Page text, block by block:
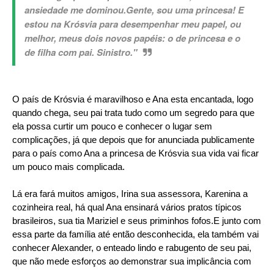
ansiedade me dominou.Gente, sou uma princesa! E
estou na Krósvia para desempenhar meu papel, ou
melhor, meus dois novos papéis: o de princesa e o
de filha com pai. Sinistro."
O país de Krósvia é maravilhoso e Ana esta encantada, logo
quando chega, seu pai trata tudo como um segredo para que
ela possa curtir um pouco e conhecer o lugar sem
complicações, já que depois que for anunciada publicamente
para o país como Ana a princesa de Krósvia sua vida vai ficar
um pouco mais complicada.
Lá era fará muitos amigos, Irina sua assessora, Karenina a
cozinheira real, há qual Ana ensinará vários pratos típicos
brasileiros, sua tia Mariziel e seus priminhos fofos.E junto com
essa parte da família até então desconhecida, ela também vai
conhecer Alexander, o enteado lindo e rabugento de seu pai,
que não mede esforços ao demonstrar sua implicância com